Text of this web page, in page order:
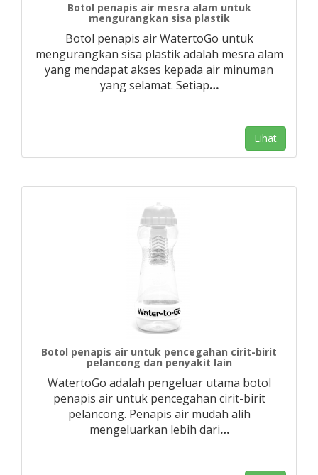
Botol penapis air mesra alam untuk
mengurangkan sisa plastik
Botol penapis air WatertoGo untuk
mengurangkan sisa plastik adalah mesra alam
yang mendapat akses kepada air minuman
yang selamat. Setiap…
Lihat
Botol penapis air untuk pencegahan cirit-birit
pelancong dan penyakit lain
WatertoGo adalah pengeluar utama botol
penapis air untuk pencegahan cirit-birit
pelancong. Penapis air mudah alih
mengeluarkan lebih dari…